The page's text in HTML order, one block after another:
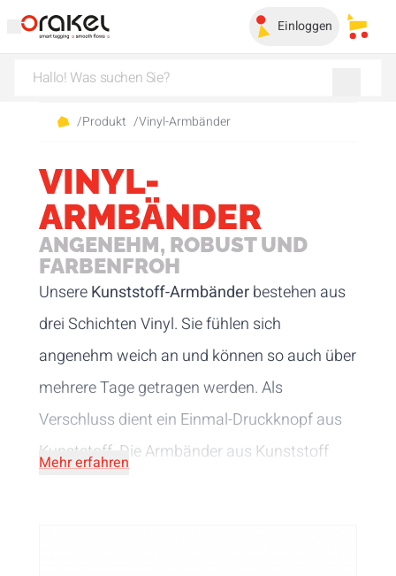
Einloggen
/Produkt /Vinyl-Armbänder
VINYL-
ARMBÄNDER
ANGENEHM, ROBUST UND
FARBENFROH
UnsereKunststoff-Armbänderbestehen aus
drei Schichten Vinyl. Sie fühlen sich
angenehm weich an und können so auch über
mehrere Tage getragen werden. Als
Verschluss dient ein Einmal-Druckknopf aus
Kunststoff. Die Armbänder aus Kunststoff
Mehr erfahren